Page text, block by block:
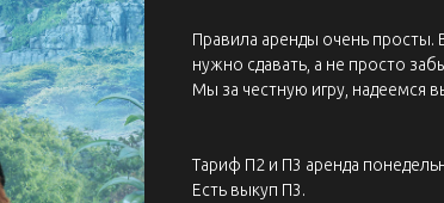
Правила аренды очень просты.
нужно сдавать, а не просто
Мы за честную игру, надеемся
Тариф П2 и П3 аренда
Есть выкуп П3.